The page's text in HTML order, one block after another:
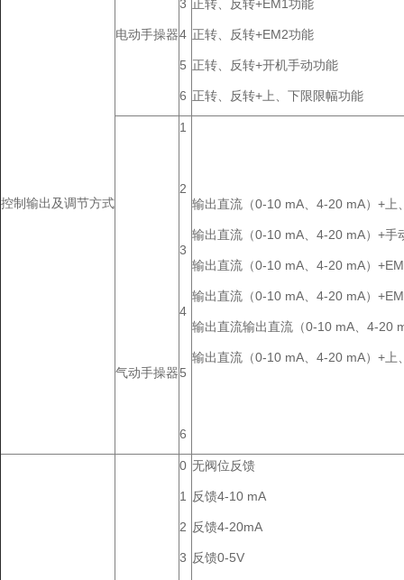
控制输出及调节方式
电动手操器
3
4
5
6
正转、反转+EM1功能
正转、反转+EM2功能
正转、反转+开机手动功能
正转、反转+上、下限限幅功能
气动手操器
1
2
3
4
5
6
输出直流（0-10 mA、4-20 mA）+上
输出直流（0-10 mA、4-20 mA）+手
输出直流（0-10 mA、4-20 mA）
输出直流（0-10 mA、4-20 mA）
输出直流输出直流（0-10 mA、4-20
输出直流（0-10 mA、4-20 mA）+上
0
1
2
3
无阀位反馈
反馈4-10 mA
反馈4-20mA
反馈0-5V